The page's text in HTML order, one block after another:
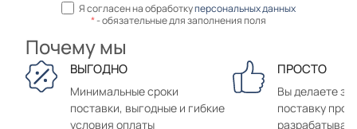
Я согласен на обработкуперсональных данных
*- обязательные для заполнения поля
Почему мы
ВЫГОДНО
Минимальные сроки
поставки, выгодные и гибкие
условия оплаты
ПРОСТО
Вы делаете
поставку